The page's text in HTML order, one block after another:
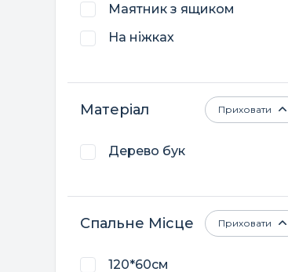
Маятник з ящиком
На ніжках
Матеріал
Дерево бук
Приховати
Спальне Місце
120*60см
Приховати